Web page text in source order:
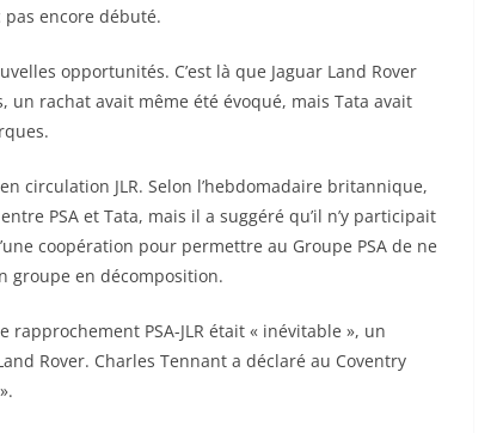
encore débuté.
opportunités. C’est là que Jaguar Land Rover
rachat avait même été évoqué, mais Tata avait
circulation JLR. Selon l’hebdomadaire britannique,
PSA et Tata, mais il a suggéré qu’il n’y participait
coopération pour permettre au Groupe PSA de ne
groupe en décomposition.
PSA-JLR était « inévitable », un
Rover. Charles Tennant a déclaré au Coventry